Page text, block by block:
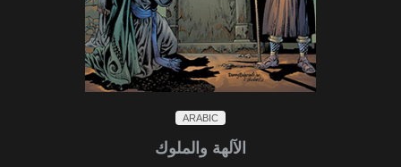
ARABIC
الآلهة والملوك